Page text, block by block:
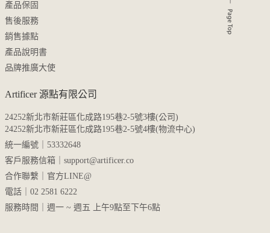
Artificer 源點有限公司
24252新北市新莊區化成路195巷2-5號3樓(公司)
24252新北市新莊區化成路195巷2-5號4樓(物流中心)
統一編號｜53332648
客戶服務信箱｜ support@artificer.co
合作聯繫｜ 官方LINE@
電話｜02 2581 6222
服務時間｜週一 ~ 週五 上午9點至下午6點
產品保固
售後服務
銷售據點
產品說明書
品牌推廣大使